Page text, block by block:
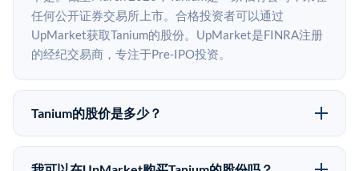
任何公开证券交易所上市。合格投资者可以通过
UpMarket获取Tanium的股份。UpMarket是FINRA注册
的经纪交易商，专注于Pre-IPO投资。
Tanium的股价是多少？
Tanium没有公开股价，因为它是一家私有公司。最近的
已知股价来自其最近一轮融资。 二级市场上的Pre-IPO